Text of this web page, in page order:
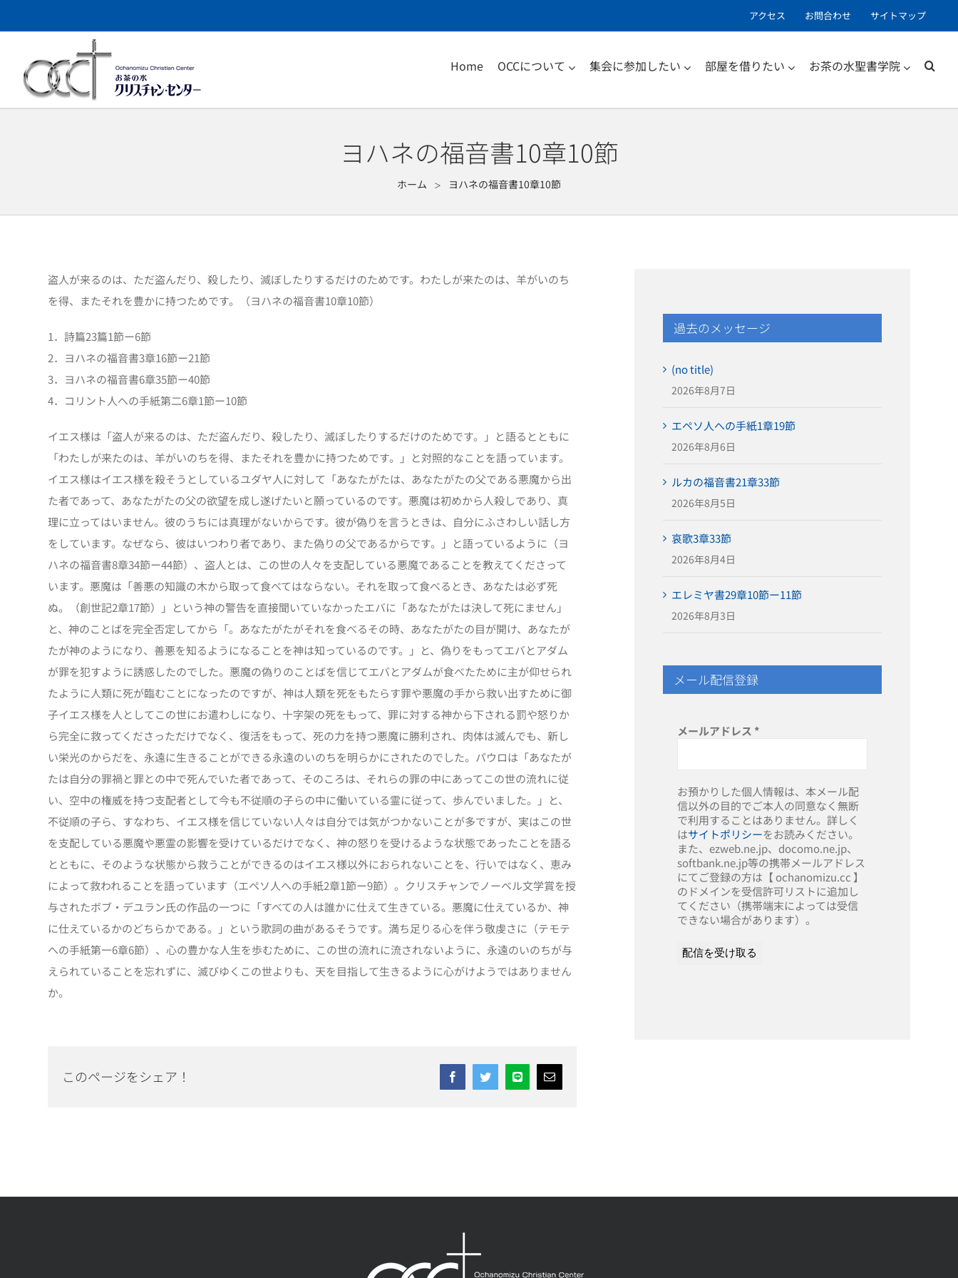
to
アクセス お問合わせ サイトマップ
Home OCCについて 集会に参加したい 部屋を借りたい お茶の水聖書学院
ヨハネの福音書10章10節
ホーム ＞ ヨハネの福音書10章10節
盗人が来るのは、ただ盗んだり、殺したり、滅ぼしたりするだけのためです。わたしが来たのは、羊がいのち
を得、またそれを豊かに持つためです。（ヨハネの福音書10章10節）
1．詩篇23篇1節ー6節
2．ヨハネの福音書3章16節ー21節
3．ヨハネの福音書6章35節ー40節
4．コリント人への手紙第二6章1節ー10節
イエス様は「盗人が来るのは、ただ盗んだり、殺したり、滅ぼしたりするだけのためです。」と語るとともに
「わたしが来たのは、羊がいのちを得、またそれを豊かに持つためです。」と対照的なことを語っています。
イエス様はイエス様を殺そうとしているユダヤ人に対して「あなたがたは、あなたがたの父である悪魔から出
た者であって、あなたがたの父の欲望を成し遂げたいと願っているのです。悪魔は初めから人殺しであり、真
理に立ってはいません。彼のうちには真理がないからです。彼が偽りを言うときは、自分にふさわしい話し方
をしています。なぜなら、彼はいつわり者であり、また偽りの父であるからです。」と語っているように（ヨ
ハネの福音書8章34節ー44節）、盗人とは、この世の人々を支配している悪魔であることを教えてくださって
います。悪魔は「善悪の知識の木から取って食べてはならない。それを取って食べるとき、あなたは必ず死
ぬ。（創世記2章17節）」という神の警告を直接聞いていなかったエバに「あなたがたは決して死にません」
と、神のことばを完全否定してから「。あなたがたがそれを食べるその時、あなたがたの目が開け、あなたが
たが神のようになり、善悪を知るようになることを神は知っているのです。」と、偽りをもってエバとアダム
が罪を犯すように誘惑したのでした。悪魔の偽りのことばを信じてエバとアダムが食べたために主が仰せられ
たように人類に死が臨むことになったのですが、神は人類を死をもたらす罪や悪魔の手から救い出すために御
子イエス様を人としてこの世にお遣わしになり、十字架の死をもって、罪に対する神から下される罰や怒りか
ら完全に救ってくださっただけでなく、復活をもって、死の力を持つ悪魔に勝利され、肉体は滅んでも、新し
い栄光のからだを、永遠に生きることができる永遠のいのちを明らかにされたのでした。パウロは「あなたが
たは自分の罪禍と罪との中で死んでいた者であって、そのころは、それらの罪の中にあってこの世の流れに従
い、空中の権威を持つ支配者として今も不従順の子らの中に働いている霊に従って、歩んでいました。」と、
不従順の子ら、すなわち、イエス様を信じていない人々は自分では気がつかないことが多ですが、実はこの世
を支配している悪魔や悪霊の影響を受けているだけでなく、神の怒りを受けるような状態であったことを語る
とともに、そのような状態から救うことができるのはイエス様以外におられないことを、行いではなく、恵み
によって救われることを語っています（エペソ人への手紙2章1節ー9節）。クリスチャンでノーベル文学賞を授
与されたボブ・デユラン氏の作品の一つに「すべての人は誰かに仕えて生きている。悪魔に仕えているか、神
に仕えているかのどちらかである。」という歌詞の曲があるそうです。満ち足りる心を伴う敬虔さに（テモテ
への手紙第一6章6節）、心の豊かな人生を歩むために、この世の流れに流されないように、永遠のいのちが与
えられていることを忘れずに、滅びゆくこの世よりも、天を目指して生きるように心がけようではありません
か。
このページをシェア！ FacebookTwitterLine Email
過去のメッセージ
(no title)
2026年8月7日
エペソ人への手紙1章19節
2026年8月6日
ルカの福音書21章33節
2026年8月5日
哀歌3章33節
2026年8月4日
エレミヤ書29章10節ー11節
2026年8月3日
メール配信登録
メールアドレス *
お預かりした個人情報は、本メール配
信以外の目的でご本人の同意なく無断
で利用することはありません。詳しく
はサイトポリシーをお読みください。
また、ezweb.ne.jp、docomo.ne.jp、
softbank.ne.jp等の携帯メールアドレス
にてご登録の方は【 ochanomizu.cc 】
のドメインを受信許可リストに追加し
てください（携帯端末によっては受信
できない場合があります）。